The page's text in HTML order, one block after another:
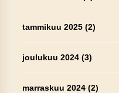
tammikuu 2025(2)
joulukuu 2024(3)
marraskuu 2024(2)